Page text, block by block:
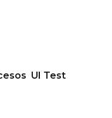
UI Test